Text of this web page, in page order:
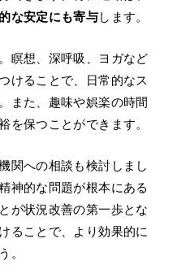
な安定にも寄与します。
瞑想、深呼吸、ヨガなど
けることで、日常的なス
また、趣味や娯楽の時間
を保つことができます。
関への相談も検討しまし
神的な問題が根本にある
が状況改善の第一歩とな
ることで、より効果的に
。